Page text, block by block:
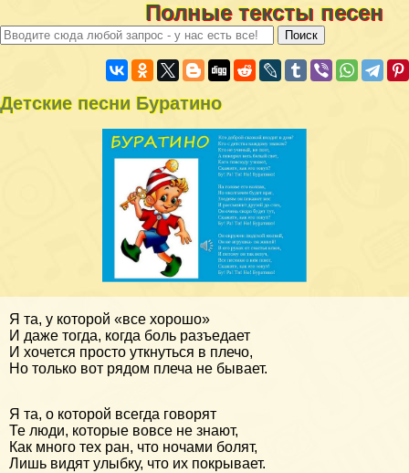
Полные тексты песен
Детские песни Буратино
Я та, у которой «все хорошо»
И даже тогда, когда боль разъедает
И хочется просто уткнуться в плечо,
Но только вот рядом плеча не бывает.
Я та, о которой всегда говорят
Те люди, которые вовсе не знают,
Как много тех ран, что ночами болят,
Лишь видят улыбку, что их покрывает.